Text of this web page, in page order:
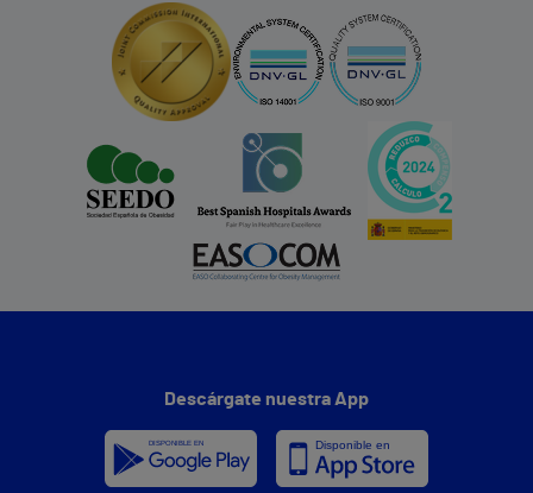
Descárgate nuestra App